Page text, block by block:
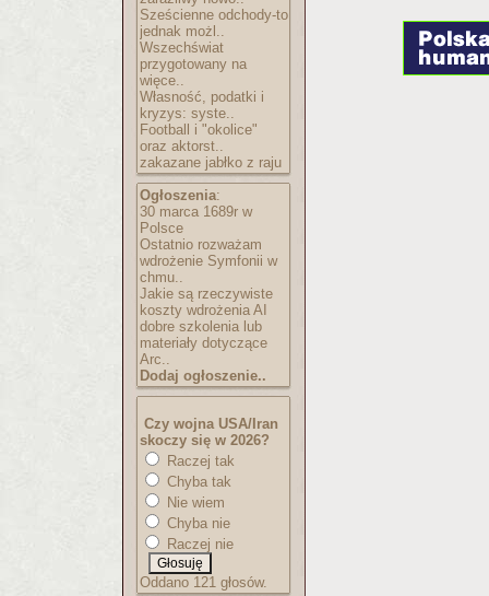
Sześcienne odchody-to
jednak możl..
Wszechświat
przygotowany na
więce..
Własność, podatki i
kryzys: syste..
Football i "okolice"
oraz aktorst..
zakazane jabłko z raju
Ogłoszenia:
30 marca 1689r w
Polsce
Ostatnio rozważam
wdrożenie Symfonii w
chmu..
Jakie są rzeczywiste
koszty wdrożenia AI
dobre szkolenia lub
materiały dotyczące
Arc..
Dodaj ogłoszenie..
Czy wojna USA/Iran
skoczy się w 2026?
Raczej tak
Chyba tak
Nie wiem
Chyba nie
Raczej nie
Oddano 121 głosów.